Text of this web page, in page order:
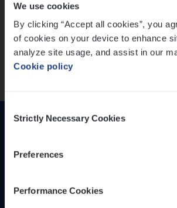
We use cookies
By clicking “Accept all cookies”, you
of cookies on your device to enhance
analyze site usage, and assist in our
Cookie policy
Selection
Strictly Necessary Cookies
Preferences
Performance Cookies
IT, Change & Innovation
People Management
Sales Management
Loca­tie
Provincie Limburg
versterken
Mathias houdt van diepgaande
humor
Thalia zoekt graag oplossingen, in
werk